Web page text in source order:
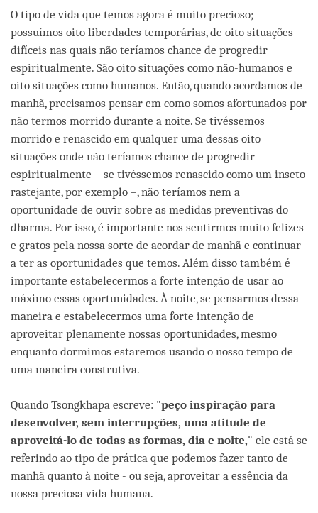
O tipo de vida que temos agora é muito precioso;
possuímos oito liberdades temporárias, de oito situações
difíceis nas quais não teríamos chance de progredir
espiritualmente. São oito situações como não-humanos e
oito situações como humanos. Então, quando acordamos de
manhã, precisamos pensar em como somos afortunados por
não termos morrido durante a noite. Se tivéssemos
morrido e renascido em qualquer uma dessas oito
situações onde não teríamos chance de progredir
espiritualmente – se tivéssemos renascido como um inseto
rastejante, por exemplo –, não teríamos nem a
oportunidade de ouvir sobre as medidas preventivas do
dharma. Por isso, é importante nos sentirmos muito felizes
e gratos pela nossa sorte de acordar de manhã e continuar
a ter as oportunidades que temos. Além disso também é
importante estabelecermos a forte intenção de usar ao
máximo essas oportunidades. À noite, se pensarmos dessa
maneira e estabelecermos uma forte intenção de
aproveitar plenamente nossas oportunidades, mesmo
enquanto dormimos estaremos usando o nosso tempo de
uma maneira construtiva.
Quando Tsongkhapa escreve: "peço inspiração para
desenvolver, sem interrupções, uma atitude de
aproveitá-lo de todas as formas, dia e noite," ele está se
referindo ao tipo de prática que podemos fazer tanto de
manhã quanto à noite - ou seja, aproveitar a essência da
nossa preciosa vida humana.